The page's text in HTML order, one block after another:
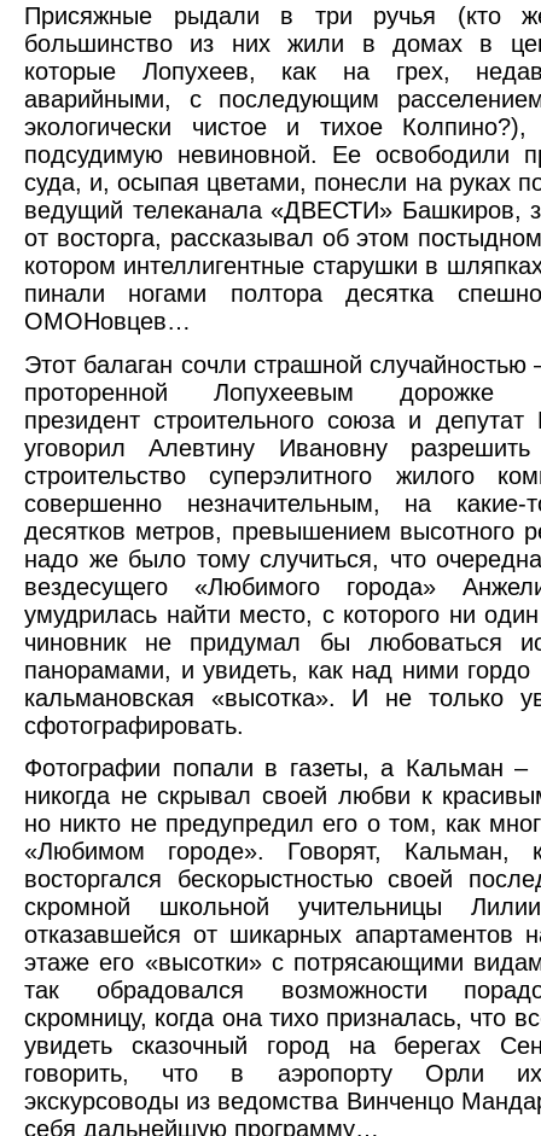
Присяжные рыдали в три ручья (кто
большинство из них жили в домах в
которые Лопухеев, как на грех,
аварийными, с последующим
экологически чистое и тихое
подсудимую невиновной. Ее освободили
суда, и, осыпая цветами, понесли на руках
ведущий телеканала «ДВЕСТИ» Башкиров,
от восторга, рассказывал об этом
котором интеллигентные старушки в
пинали ногами полтора десятка
ОМОНовцев…
Этот балаган сочли страшной случайностью
проторенной Лопухеевым дорожке
президент строительного союза и
уговорил Алевтину Ивановну
строительство суперэлитного жилого
совершенно незначительным, на какие-
десятков метров, превышением высотного
надо же было тому случиться, что
вездесущего «Любимого города»
умудрилась найти место, с которого ни
чиновник не придумал бы любоваться
панорамами, и увидеть, как над ними гордо
кальмановская «высотка». И не только
сфотографировать.
Фотографии попали в газеты, а Кальман
никогда не скрывал своей любви к
но никто не предупредил его о том, как
«Любимом городе». Говорят, Кальман,
восторгался бескорыстностью своей
скромной школьной учительницы
отказавшейся от шикарных апартаментов
этаже его «высотки» с потрясающими
так обрадовался возможности
скромницу, когда она тихо призналась, что
увидеть сказочный город на берегах
говорить, что в аэропорту Орли их
экскурсоводы из ведомства Винченцо
себя дальнейшую программу…